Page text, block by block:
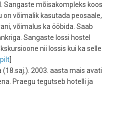
Sangaste mõisakompleks koos
võimalik kasutada peosaale,
võimalus ka ööbida. Saab
Sangaste lossi hostel
nii lossis kui ka selle
pilt
(18.saj.). 2003. aasta mais avati
Praegu tegutseb hotelli ja